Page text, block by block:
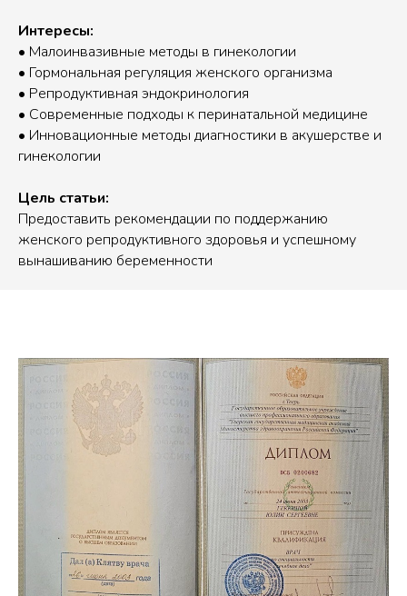
Интересы:
• Малоинвазивные методы в гинекологии
• Гормональная регуляция женского организма
• Репродуктивная эндокринология
• Современные подходы к перинатальной медицине
• Инновационные методы диагностики в акушерстве и
гинекологии
Цель статьи:
Предоставить рекомендации по поддержанию
женского репродуктивного здоровья и успешному
вынашиванию беременности